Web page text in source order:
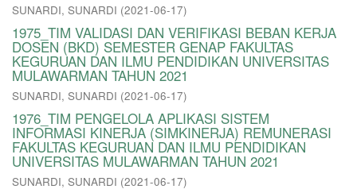
SUNARDI, SUNARDI (2021-06-17)
1975_TIM VALIDASI DAN VERIFIKASI BEBAN KERJA
DOSEN (BKD) SEMESTER GENAP FAKULTAS
KEGURUAN DAN ILMU PENDIDIKAN UNIVERSITAS
MULAWARMAN TAHUN 2021
SUNARDI, SUNARDI (2021-06-17)
1976_TIM PENGELOLA APLIKASI SISTEM
INFORMASI KINERJA (SIMKINERJA) REMUNERASI
FAKULTAS KEGURUAN DAN ILMU PENDIDIKAN
UNIVERSITAS MULAWARMAN TAHUN 2021
SUNARDI, SUNARDI (2021-06-17)